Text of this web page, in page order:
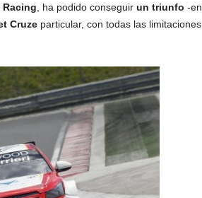
Racing , ha podido conseguir un triunfo -en
Cruzeparticular, con todas las limitaciones